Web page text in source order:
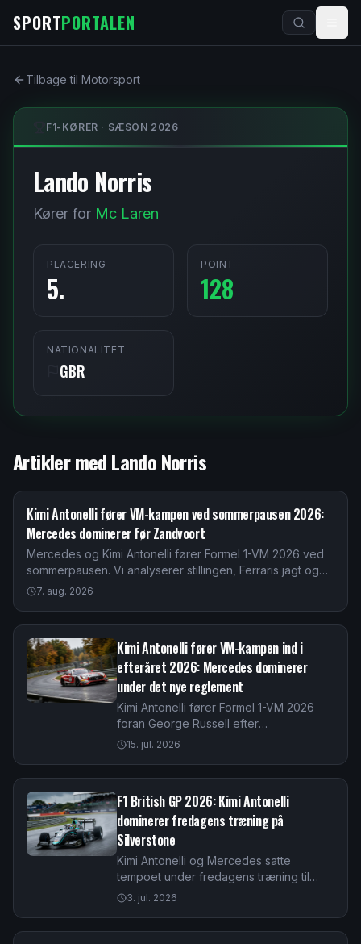
SPORTPORTALEN
Tilbage til Motorsport
F1-KØRER · SÆSON 2026
Lando Norris
Kører for Mc Laren
PLACERING
5.
POINT
128
NATIONALITET
GBR
Artikler medLando Norris
Kimi Antonelli fører VM-kampen ved sommerpausen 2026:
Mercedes dominerer før Zandvoort
Mercedes og Kimi Antonelli fører Formel 1-VM 2026 ved
sommerpausen. Vi analyserer stillingen, Ferraris jagt og
det nye reglement før Hollands Grand Prix.
7. aug. 2026
Kimi Antonelli fører VM-kampen ind i
efteråret 2026: Mercedes dominerer
under det nye reglement
Kimi Antonelli fører Formel 1-VM 2026
foran George Russell efter
sommerpausen. Mercedes dominerer
15. jul. 2026
F1 British GP 2026: Kimi Antonelli
dominerer fredagens træning på
Silverstone
Kimi Antonelli og Mercedes satte
tempoet under fredagens træning til
British GP 2026. Læs analysen af de nye
3. jul. 2026